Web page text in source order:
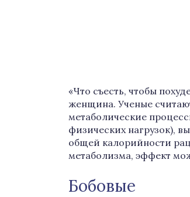
«Что съесть, чтобы
женщина. Ученые
метаболические
физических нагрузок),
общей калорийности
метаболизма, эффект
Бобовые